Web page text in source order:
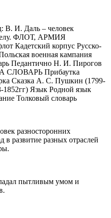
В. И. Даль – человек
ФЛОТ, АРМИЯ
Кадетский корпус Русско-
военная кампания
Педантично Н. И. Пирогов
СЛОВАРЬ Прибаутка
Сказка А. С. Пушкин (1799-
Язык Родной язык
Толковый словарь
разносторонних
в развитие разных отраслей
пытливым умом и